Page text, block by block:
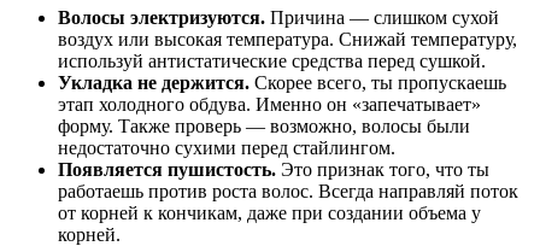
Волосы электризуются. Причина — слишком сухой
воздух или высокая температура. Снижай температуру,
используй антистатические средства перед сушкой.
Укладка не держится. Скорее всего, ты пропускаешь
этап холодного обдува. Именно он «запечатывает»
форму. Также проверь — возможно, волосы были
недостаточно сухими перед стайлингом.
Появляется пушистость. Это признак того, что ты
работаешь против роста волос. Всегда направляй поток
от корней к кончикам, даже при создании объема у
корней.